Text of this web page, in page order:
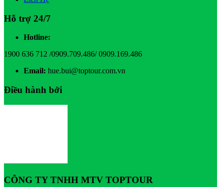
Hỗ trợ 24/7
Hotline:
1900 636 712 /0909.709.486/ 0909.169.486
Email: hue.bui@toptour.com.vn
Điều hành bởi
CÔNG TY TNHH MTV TOPTOUR